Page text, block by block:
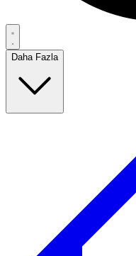
Daha Fazla